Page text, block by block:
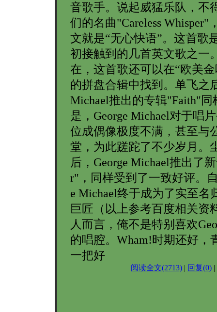
音歌手。说起威猛乐队，不
们的名曲"Careless Whisper"
文就是“无心快语”。这首歌
初接触到的几首英文歌之一
在，这首歌还可以在“欧美
的拼盘合辑中找到。单飞之
Michael推出的专辑"Faith"同
是，George Michael对于唱
位成偶像极度不满，甚至与
堂，为此蹉跎了不少岁月。
后，George Michael推出了
r"，同样受到了一致好评。
e Michael终于成为了实至名
巨匠（以上参考百度相关资
人而言，俺不是特别喜欢
的唱腔。Wham!时期还好，
一把好
阅读全文(2713) | 回复(0) |